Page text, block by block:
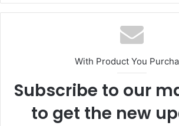
With Product You
Subscribe to our
to get the new